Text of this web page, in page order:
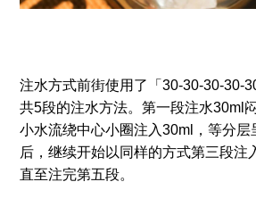
注水方式前街使用了「30-30-30-30-
共5段的注水方法。第一段注水30ml
小水流绕中心小圈注入30ml，等分
后，继续开始以同样的方式第三段注
直至注完第五段。